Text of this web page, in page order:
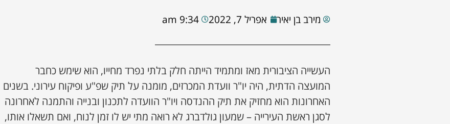
מירב בן יאיר אפריל 7, 2022 9:34 am
העשייה הציבורית מאז ומתמיד הייתה חלק בלתי נפרד מחייו, הוא שימש כחבר
המועצה הדתית, היה יו"ר וועדת המכרזים, מומנה על תיק שפ"ע ופיקוח עירוני. בשנים
האחרונות הוא מחזיק את תיק ההנדסה ויו"ר הוועדה לתכנון ובנייה והתמנה לאחרונה
לסגן ראשת העירייה – שמעון גולדברג לא רואה מתי יש לו זמן לנוח, ואם תשאלו אותו,